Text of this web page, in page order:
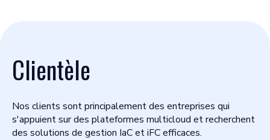
Clientèle
Nos clients sont principalement des entreprises qui
s'appuient sur des plateformes multicloud et recherchent
des solutions de gestion IaC et iFC efficaces.